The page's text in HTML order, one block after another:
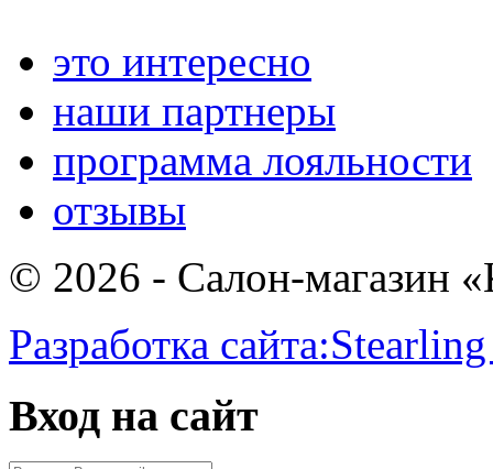
это интересно
наши партнеры
программа лояльности
отзывы
© 2026 - Салон-магазин
Разработка сайта:
Вход на сайт